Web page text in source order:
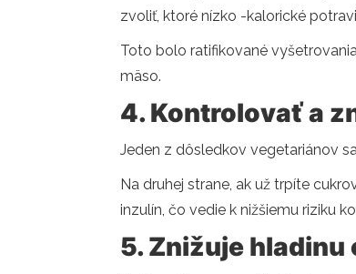
zvoliť, ktoré nízko -kalorické
Toto bolo ratifikované
mäso.
4. Kontrolovať a
Jeden z dôsledkov vegetariánov
Na druhej strane, ak už trpíte
inzulín, čo vedie k nižšiemu riziku
5. Znižuje